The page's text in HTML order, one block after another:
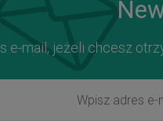
e-mail, jeżeli chcesz